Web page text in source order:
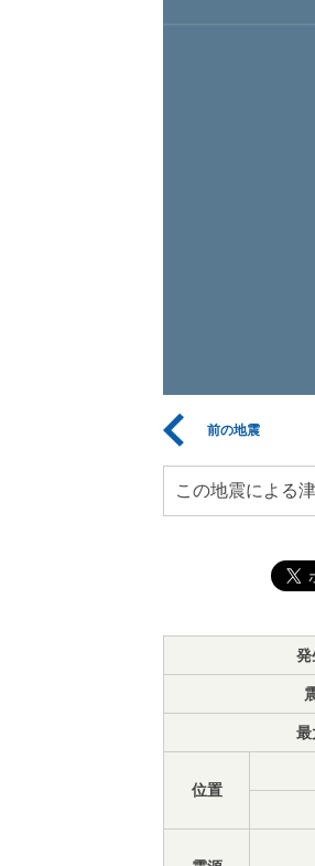
前の地震
この地震による
発
最
位置